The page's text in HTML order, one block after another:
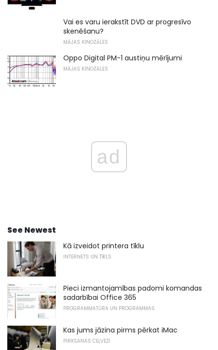
Vai es varu ierakstīt DVD ar progresīvo
skenēšanu?
MĀJAS KINOZĀLES
Oppo Digital PM-1 austiņu mērījumi
MĀJAS KINOZĀLES
ad
See Newest
Kā izveidot printera tīklu
INTERNETS UN TĪKLS
Pieci izmantojamības padomi komandas
sadarbībai Office 365
PROGRAMMATŪRA UN PROGRAMMAS
Kas jums jāzina pirms pērkat iMac
PIRKŠANAS CEĻVEŽI